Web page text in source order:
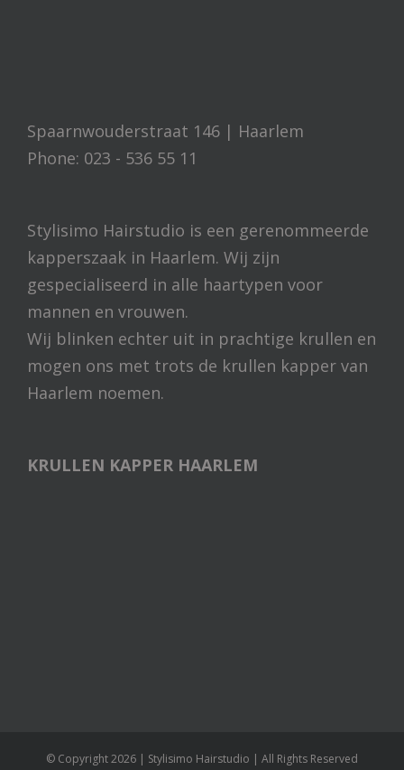
Spaarnwouderstraat 146 | Haarlem
Phone: 023 - 536 55 11
Stylisimo Hairstudio is een gerenommeerde
kapperszaak in Haarlem. Wij zijn
gespecialiseerd in alle haartypen voor
mannen en vrouwen.
Wij blinken echter uit in prachtige krullen en
mogen ons met trots de krullen kapper van
Haarlem noemen.
KRULLEN KAPPER HAARLEM
© Copyright2026 | Stylisimo Hairstudio | All Rights Reserved